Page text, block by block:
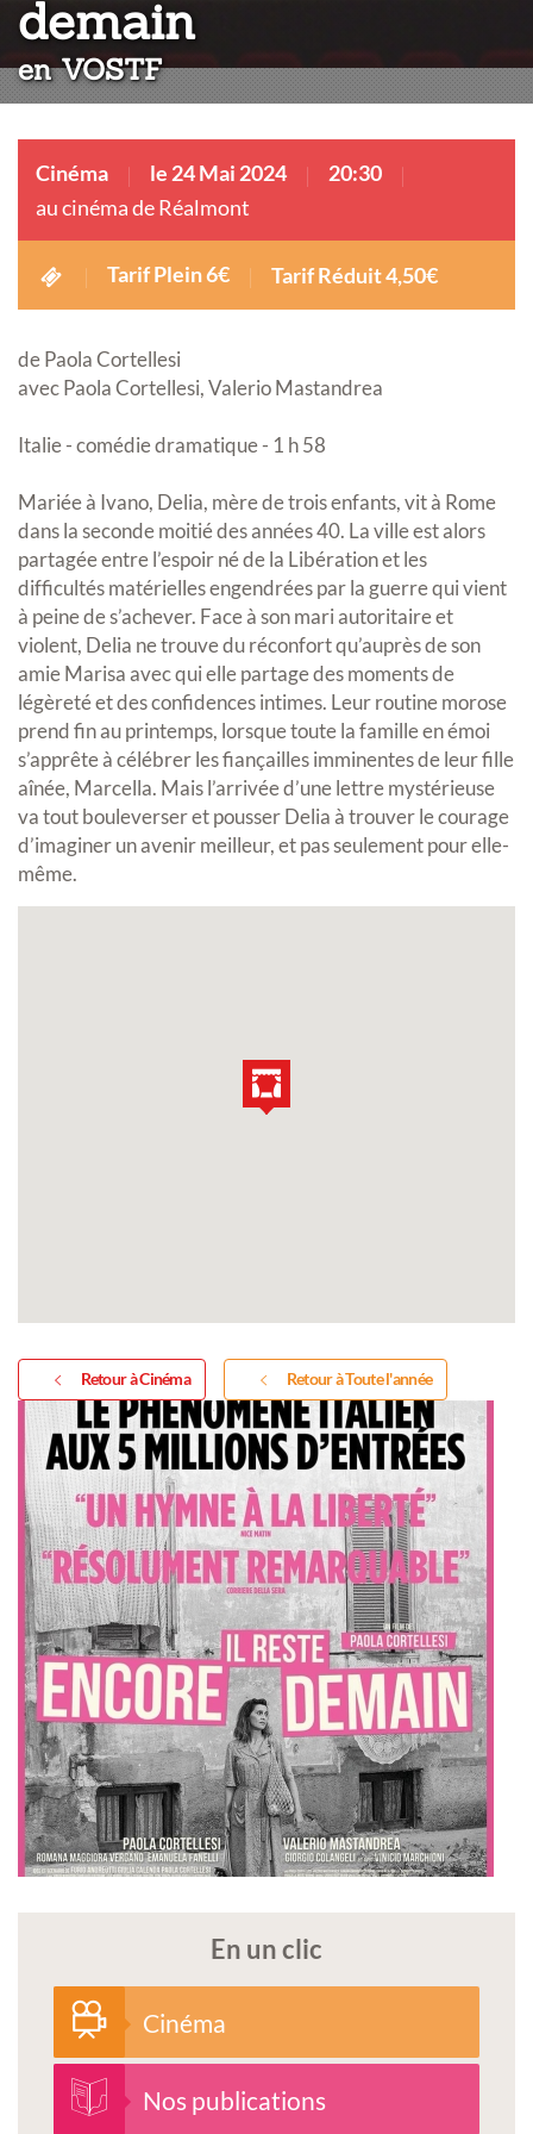
demain:
en VOSTF
Cinéma le 24 Mai 2024
20:30
au cinéma de Réalmont
Tarif Plein 6€ Tarif Réduit 4,50€
de Paola Cortellesi
avec Paola Cortellesi, Valerio Mastandrea
Italie - comédie dramatique - 1 h 58
Mariée à Ivano, Delia, mère de trois enfants, vit à Rome
dans la seconde moitié des années 40. La ville est alors
partagée entre l’espoir né de la Libération et les
difficultés matérielles engendrées par la guerre qui vient
à peine de s’achever. Face à son mari autoritaire et
violent, Delia ne trouve du réconfort qu’auprès de son
amie Marisa avec qui elle partage des moments de
légèreté et des confidences intimes. Leur routine morose
prend fin au printemps, lorsque toute la famille en émoi
s’apprête à célébrer les fiançailles imminentes de leur fille
aînée, Marcella. Mais l’arrivée d’une lettre mystérieuse
va tout bouleverser et pousser Delia à trouver le courage
d’imaginer un avenir meilleur, et pas seulement pour elle-
même.
Retour à Cinéma Retour à Toute l'année
En un clic
Cinéma
Nos publications